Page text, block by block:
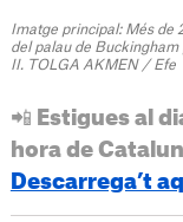
Imatge principal: Més de
del palau de
II. TOLGA AKMEN / Efe
📲 Estigues al
hora de
Descarrega’t